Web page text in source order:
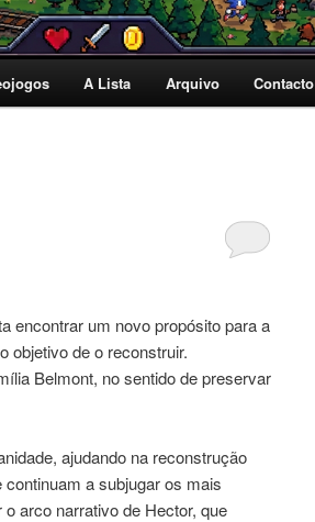
A Lista Arquivo Contacto
encontrar um novo propósito para a
objetivo de o reconstruir.
Belmont, no sentido de preservar
ajudando na reconstrução
a subjugar os mais
arco narrativo de Hector, que